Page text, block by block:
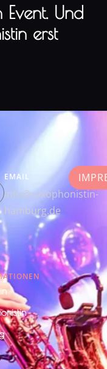
Und
erst
EMAIL
info@saxophonistin-
hamburg.de